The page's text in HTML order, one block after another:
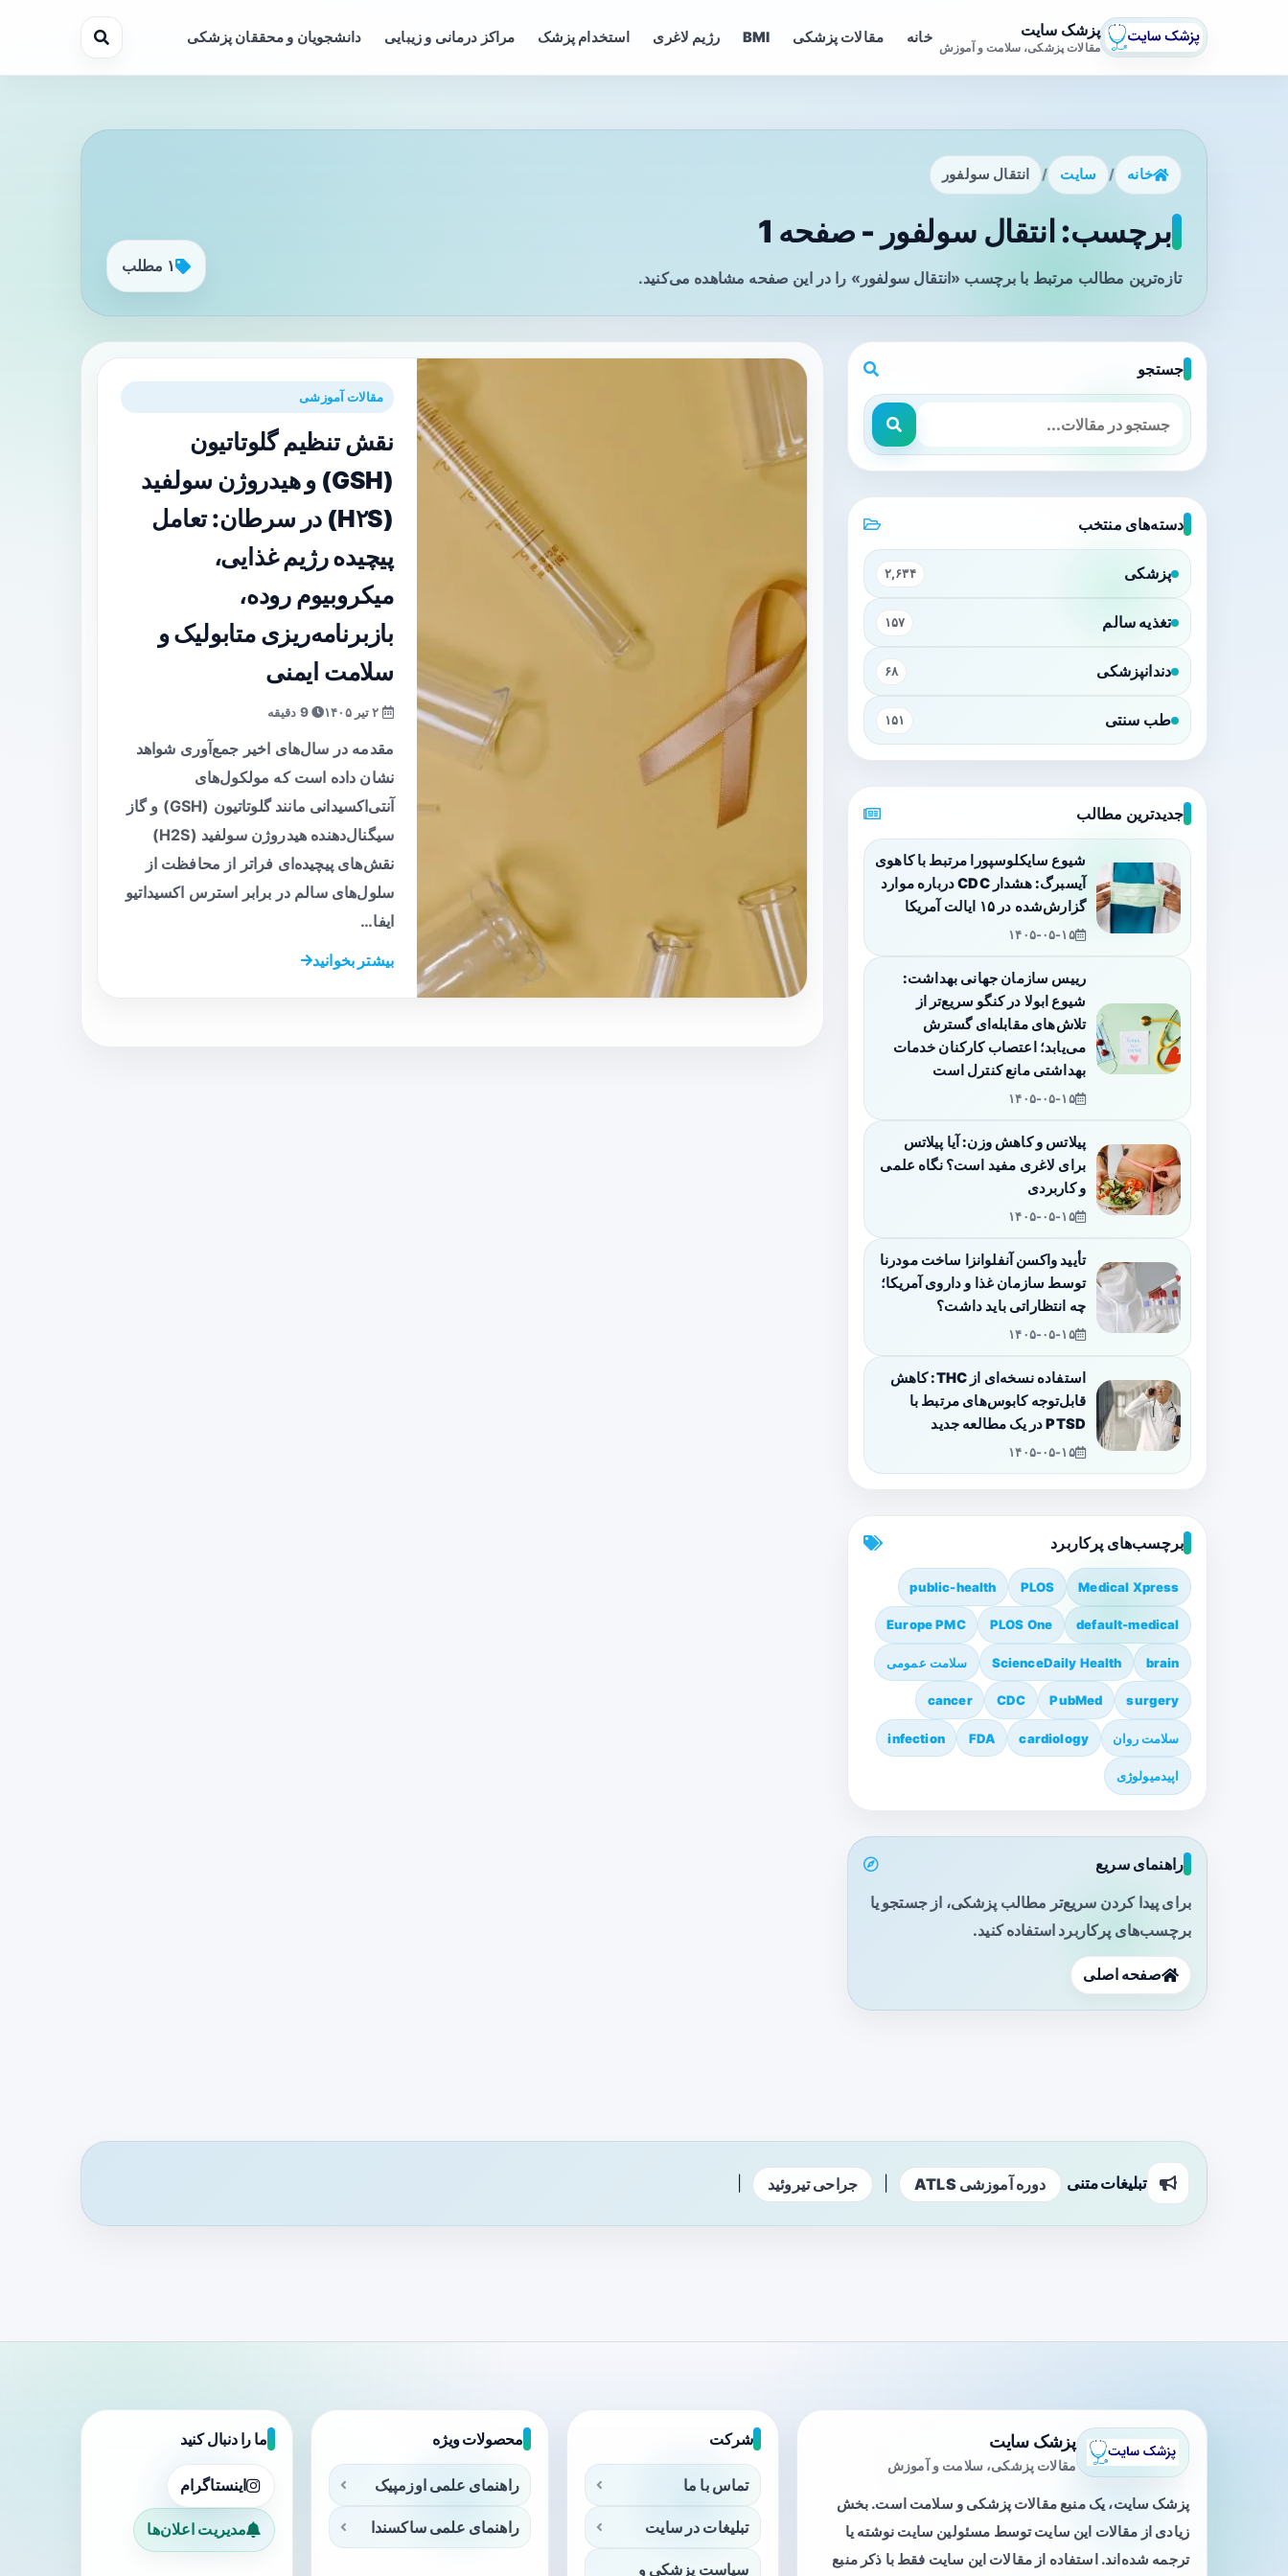
پزشک سایت
مقالات پزشکی، سلامت و آموزش
خانه مقالات پزشکی BMI رژیم لاغری استخدام پزشک مراکز درمانی و زیبایی دانشجویان و محققان پزشکی
خانه / سایت / انتقال سولفور
برچسب: انتقال سولفور - صفحه 1
تازه‌ترین مطالب مرتبط با برچسب «انتقال سولفور» را در این صفحه مشاهده می‌کنید.
۱ مطلب
مقالات آموزشی
نقش تنظیم گلوتاتیون
(GSH) و هیدروژن سولفید
(H۲S) در سرطان: تعامل
پیچیده رژیم غذایی،
میکروبیوم روده،
بازبرنامه‌ریزی متابولیک و
سلامت ایمنی
9 دقیقه
مقدمه در سال‌های اخیر جمع‌آوری شواهد
نشان داده است که مولکول‌های
آنتی‌اکسیدانی مانند گلوتاتیون (GSH) و گاز
سیگنال‌دهنده هیدروژن سولفید (H2S)
نقش‌های پیچیده‌ای فراتر از محافظت از
سلول‌های سالم در برابر استرس اکسیداتیو
ایفا…
بیشتر بخوانید
جستجو
دسته‌های منتخب
پزشکی ۲,۶۳۴
تغذیه سالم ۱۵۷
دندانپزشکی ۶۸
طب سنتی ۱۵۱
جدیدترین مطالب
شیوع سایکلوسپورا مرتبط با کاهوی
آیسبرگ: هشدار CDC درباره موارد
گزارش‌شده در ۱۵ ایالت آمریکا
۱۴۰۵-۰۵-۱۵
رییس سازمان جهانی بهداشت:
شیوع ابولا در کنگو سریع‌تر از
تلاش‌های مقابله‌ای گسترش
می‌یابد؛ اعتصاب کارکنان خدمات
بهداشتی مانع کنترل است
۱۴۰۵-۰۵-۱۵
پیلاتس و کاهش وزن: آیا پیلاتس
برای لاغری مفید است؟ نگاه علمی
و کاربردی
۱۴۰۵-۰۵-۱۵
تأیید واکسن آنفلوانزا ساخت مودرنا
توسط سازمان غذا و داروی آمریکا؛
چه انتظاراتی باید داشت؟
۱۴۰۵-۰۵-۱۵
استفاده نسخه‌ای از THC: کاهش
قابل‌توجه کابوس‌های مرتبط با
PTSD در یک مطالعه جدید
۱۴۰۵-۰۵-۱۵
برچسب‌های پرکاربرد
Medical Xpress
PLOS
public-health
default-medical
PLOS One
Europe PMC
brain
ScienceDaily Health سلامت عمومی
surgery
PubMed
CDC
cancer
سلامت روان cardiology
FDA
infection
اپیدمیولوژی
راهنمای سریع
برای پیدا کردن سریع‌تر مطالب پزشکی، از جستجو یا
برچسب‌های پرکاربرد استفاده کنید.
صفحه اصلی
تبلیغات متنی دوره آموزشی ATLS جراحی تیروئید
پزشک سایت
مقالات پزشکی، سلامت و آموزش
پزشک سایت، یک منبع مقالات پزشکی و سلامت است. بخش
زیادی از مقالات این سایت توسط مسئولین سایت نوشته یا
ترجمه شده‌اند. استفاده از مقالات این سایت فقط با ذکر منبع
شرکت
تماس با ما
تبلیغات در سایت
سیاست پزشکی و
محصولات ویژه
راهنمای علمی اوزمپیک
راهنمای علمی ساکسندا
ما را دنبال کنید
اینستاگرام
مدیریت اعلان‌ها